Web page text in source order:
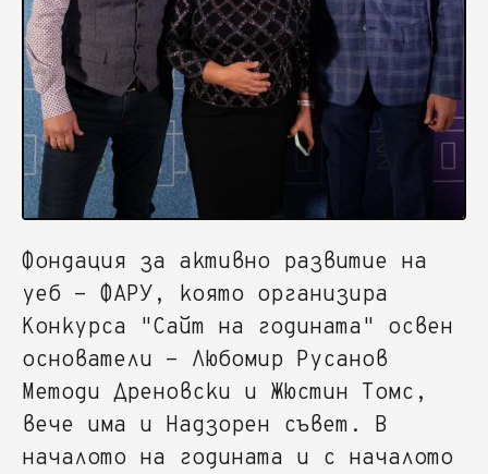
Фондация за активно развитие на
уеб - ФАРУ, която организира
Конкурса "Сайт на годината" освен
основатели - Любомир Русанов
Методи Дреновски и Жюстин Томс,
вече има и Надзорен съвет. В
началото на годината и с началото